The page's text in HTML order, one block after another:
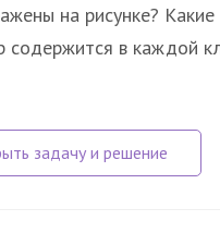
на рисунке?
в каждой